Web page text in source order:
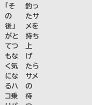
「そ
の
後」
がと
てつ
もな
く気
にな
るハ
コ乗
釣っ
たサ
メを
持ち
上
げ
たら
サメ
の
待